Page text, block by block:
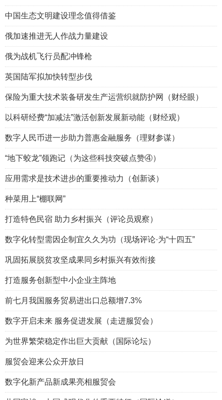
中国生态文明建设理念值得借鉴
俄加速推进无人作战力量建设
俄为战机飞行员配冲锋枪
英国陆军拟加快转型步伐
保险为重大技术装备研发生产运营织就防护网（财经眼）
以科研经费“加减法”激活创新发展新动能（财经观）
数字人民币进一步助力普惠金融服务（理财参谋）
“地下蛟龙”领跑记（为这些科技突破点赞④）
应用需求是技术进步的重要推动力（创新谈）
种菜用上“棚联网”
打造特色民宿 助力乡村振兴（评论员观察）
数字化转型需因企制宜久久为功（现场评论·为“十四五”
巩固拓展脱贫攻坚成果同乡村振兴有效衔接
打造服务创新型中小企业主阵地
前七月我国服务贸易进出口总额增7.3%
数字开启未来 服务促进发展（走进服贸会）
为世界繁荣稳定作出巨大贡献（国际论坛）
服贸会迎来公众开放日
数字化新产品新成果亮相服贸会